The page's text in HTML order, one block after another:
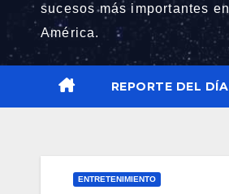
sucesos más importantes en
América.
REPORTE DEL DÍA
ENTRETENIMIENTO